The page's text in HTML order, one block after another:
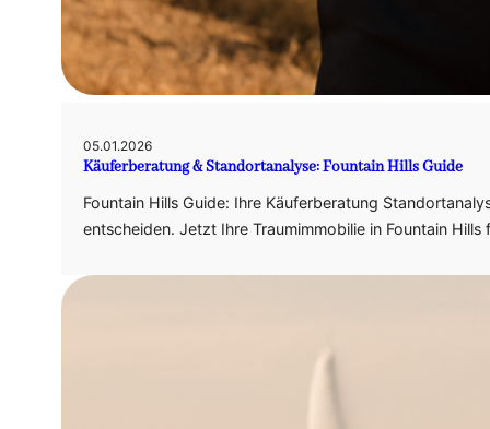
05.01.2026
Käuferberatung & Standortanalyse: Fountain Hills Guide
Fountain Hills Guide: Ihre Käuferberatung
entscheiden. Jetzt Ihre Traumimmobilie in Fountain Hills